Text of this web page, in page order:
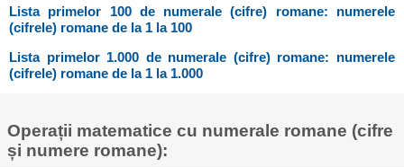
Lista primelor 100 de numerale (cifre) romane: numerele
(cifrele) romane de la 1 la 100
Lista primelor 1.000 de numerale (cifre) romane: numerele
(cifrele) romane de la 1 la 1.000
Operații matematice cu numerale romane (cifre
și numere romane):